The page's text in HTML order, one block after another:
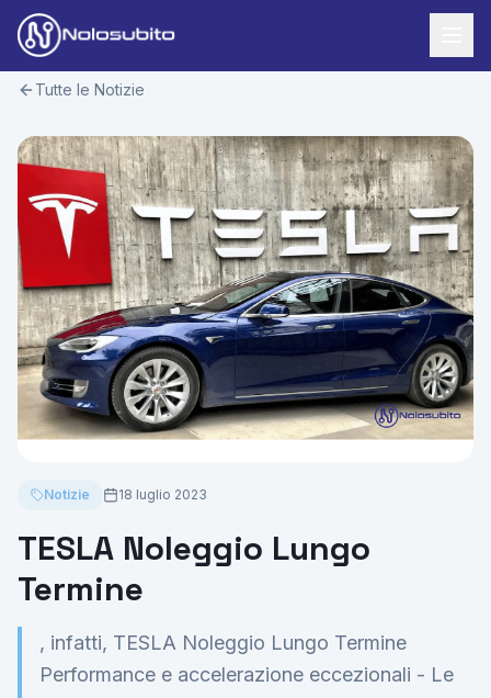
Offerte Noleggio
Offerte Business
Offerte Privati
Offerte Moto
Veicoli Commerciali
Offerte Re-Use
News
Usato Sicuro
Lavora con Noi
Contatti
Area Cliente
Richiedi Preventivo
Tutte le Notizie
Notizie 18 luglio 2023
TESLA Noleggio Lungo
Termine
, infatti, TESLA Noleggio Lungo Termine
Performance e accelerazione eccezionali - Le